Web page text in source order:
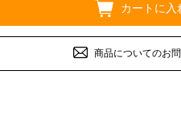
カートに入
商品についてのお